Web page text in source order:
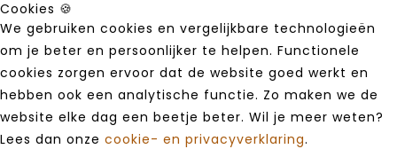
Cookies 🍪
We gebruiken cookies en vergelijkbare technologieën
om je beter en persoonlijker te helpen. Functionele
cookies zorgen ervoor dat de website goed werkt en
hebben ook een analytische functie. Zo maken we de
website elke dag een beetje beter. Wil je meer weten?
Lees dan onze cookie- en privacyverklaring.